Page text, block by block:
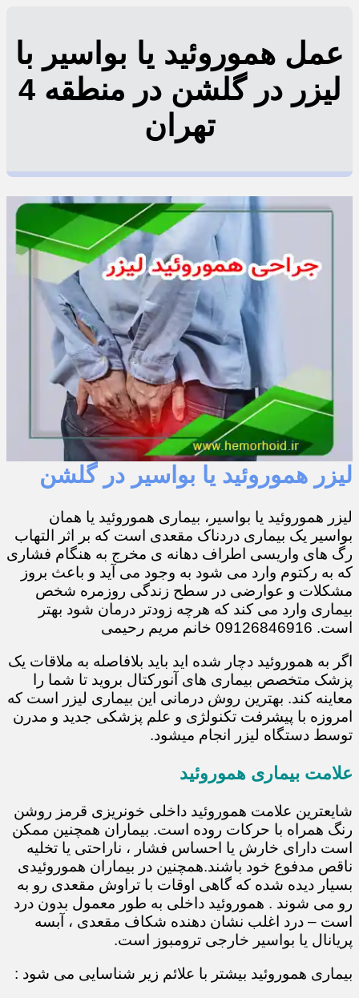
عمل هموروئید یا بواسیر با
لیزر در گلشن در منطقه 4
تهران
لیزر هموروئید یا بواسیر در گلشن
لیزر هموروئید یا بواسیر، بیماری هموروئید یا همان
بواسیر یک بیماری دردناک مقعدی است که بر اثر التهاب
رگ های واریسی اطراف دهانه ی مخرج به هنگام فشاری
که به رکتوم وارد می شود به وجود می آید و باعث بروز
مشکلات و عوارضی در سطح زندگی روزمره شخص
بیماری وارد می کند که هرچه زودتر درمان شود بهتر
است. 09126846916 خانم مریم رحیمی
اگر به هموروئید دچار شده اید باید بلافاصله به ملاقات یک
پزشک متخصص بیماری های آنورکتال بروید تا شما را
معاینه کند. بهترین روش درمانی این بیماری لیزر است که
امروزه با پیشرفت تکنولژی و علم پزشکی جدید و مدرن
توسط دستگاه لیزر انجام میشود.
علامت بیماری هموروئید
شایعترین علامت هموروئید داخلی خونریزی قرمز روشن
رنگ همراه با حرکات روده است. بیماران همچنین ممکن
است دارای خارش یا احساس فشار ، ناراحتی یا تخلیه
ناقص مدفوع خود باشند.همچنین در بیماران هموروئیدی
بسیار دیده شده که گاهی اوقات با تراوش مقعدی رو به
رو می شوند . هموروئید داخلی به طور معمول بدون درد
است – درد اغلب نشان دهنده شکاف مقعدی ، آبسه
پریانال یا بواسیر خارجی ترومبوز است.
بیماری هموروئید بیشتر با علائم زیر شناسایی می شود :